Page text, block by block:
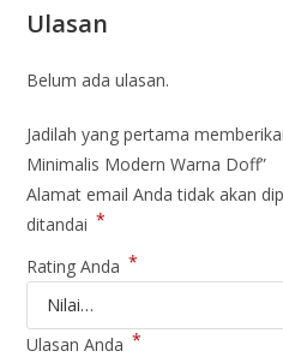
Ulasan
Belum ada ulasan.
Jadilah yang pertama
Minimalis Modern Warna Doff”
Alamat email Anda tidak akan
ditandai *
Rating Anda *
Ulasan Anda *